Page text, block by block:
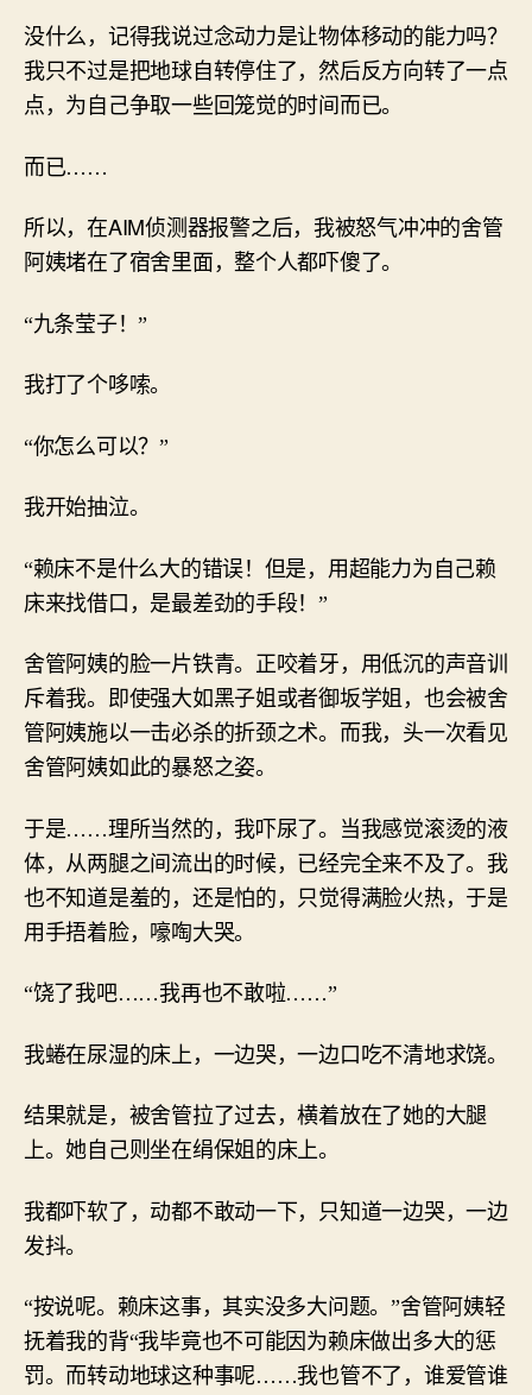
没什么，记得我说过念动力是让物体移动的能力吗？
我只不过是把地球自转停住了，然后反方向转了一点
点，为自己争取一些回笼觉的时间而已。
而已……
所以，在AIM侦测器报警之后，我被怒气冲冲的舍管
阿姨堵在了宿舍里面，整个人都吓傻了。
“九条莹子！”
我打了个哆嗦。
“你怎么可以？”
我开始抽泣。
“赖床不是什么大的错误！但是，用超能力为自己赖
床来找借口，是最差劲的手段！”
舍管阿姨的脸一片铁青。正咬着牙，用低沉的声音训
斥着我。即使强大如黑子姐或者御坂学姐，也会被舍
管阿姨施以一击必杀的折颈之术。而我，头一次看见
舍管阿姨如此的暴怒之姿。
于是……理所当然的，我吓尿了。当我感觉滚烫的液
体，从两腿之间流出的时候，已经完全来不及了。我
也不知道是羞的，还是怕的，只觉得满脸火热，于是
用手捂着脸，嚎啕大哭。
“饶了我吧……我再也不敢啦……”
我蜷在尿湿的床上，一边哭，一边口吃不清地求饶。
结果就是，被舍管拉了过去，横着放在了她的大腿
上。她自己则坐在绢保姐的床上。
我都吓软了，动都不敢动一下，只知道一边哭，一边
发抖。
“按说呢。赖床这事，其实没多大问题。”舍管阿姨轻
抚着我的背“我毕竟也不可能因为赖床做出多大的惩
罚。而转动地球这种事呢……我也管不了，谁爱管谁